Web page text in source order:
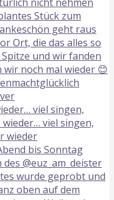
viel singen,